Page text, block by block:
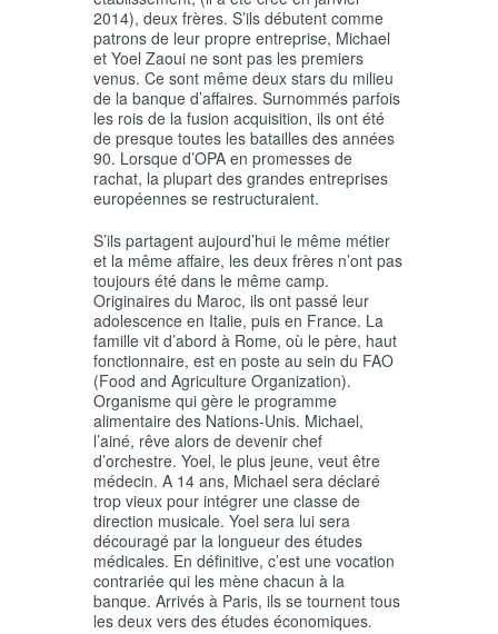
2014), deux frères. S’ils débutent comme
patrons de leur propre entreprise, Michael
et Yoel Zaoui ne sont pas les premiers
venus. Ce sont même deux stars du milieu
de la banque d’affaires. Surnommés parfois
les rois de la fusion acquisition, ils ont été
de presque toutes les batailles des années
90. Lorsque d’OPA en promesses de
rachat, la plupart des grandes entreprises
européennes se restructuraient.
S’ils partagent aujourd’hui le même métier
et la même affaire, les deux frères n’ont pas
toujours été dans le même camp.
Originaires du Maroc, ils ont passé leur
adolescence en Italie, puis en France. La
famille vit d’abord à Rome, où le père, haut
fonctionnaire, est en poste au sein du FAO
(Food and Agriculture Organization).
Organisme qui gère le programme
alimentaire des Nations-Unis. Michael,
l’ainé, rêve alors de devenir chef
d’orchestre. Yoel, le plus jeune, veut être
médecin. A 14 ans, Michael sera déclaré
trop vieux pour intégrer une classe de
direction musicale. Yoel sera lui sera
découragé par la longueur des études
médicales. En définitive, c’est une vocation
contrariée qui les mène chacun à la
banque. Arrivés à Paris, ils se tournent tous
les deux vers des études économiques.